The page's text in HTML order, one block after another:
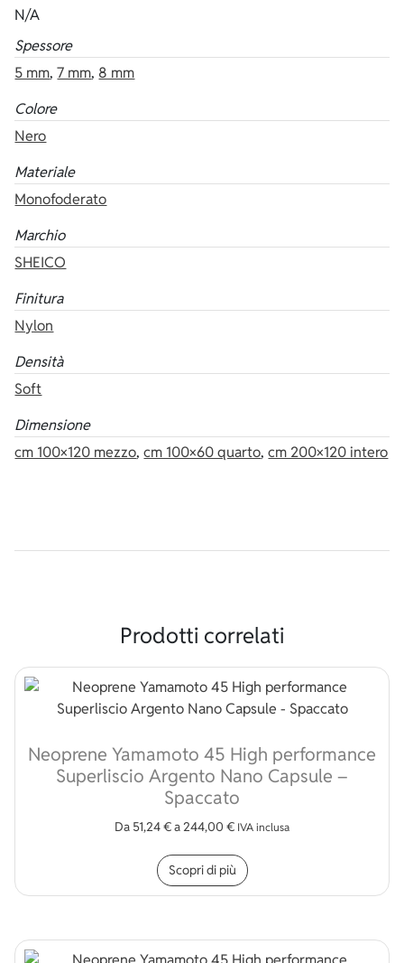
N/A
Spessore
5 mm,7 mm, 8 mm
Colore
Nero
Materiale
Monofoderato
Marchio
SHEICO
Finitura
Nylon
Densità
Soft
Dimensione
cm 100×120 mezzo,cm 100×60 quarto,cm 200×120 intero
Prodotti correlati
Neoprene Yamamoto 45 High performance
Superliscio Argento Nano Capsule –
Spaccato
Da 51,24€a244,00 € IVA inclusa
Scopri di più